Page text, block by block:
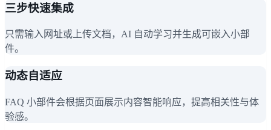
三步快速集成
只需输入网址或上传文档，AI 自动学习并生成可嵌入小部
件。
动态自适应
FAQ 小部件会根据页面展示内容智能响应，提高相关性与体
验感。